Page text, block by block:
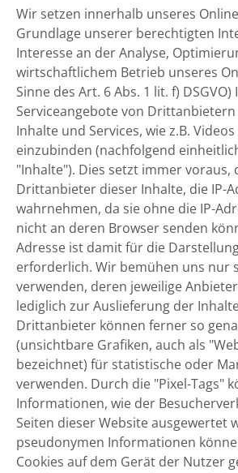
Wir setzen innerhalb unseres
Grundlage unserer berechtigten
Interesse an der Analyse,
wirtschaftlichem Betrieb unseres
Sinne des Art. 6 Abs. 1 lit. f)
Serviceangebote von
Inhalte und Services, wie z.B.
einzubinden (nachfolgend
"Inhalte"). Dies setzt immer voraus,
Drittanbieter dieser Inhalte, die IP-
wahrnehmen, da sie ohne die IP-
nicht an deren Browser senden
Adresse ist damit für die
erforderlich. Wir bemühen uns nur
verwenden, deren jeweilige
lediglich zur Auslieferung der
Drittanbieter können ferner so
(unsichtbare Grafiken, auch als
bezeichnet) für statistische oder
verwenden. Durch die "Pixel-Tags"
Informationen, wie der
Seiten dieser Website ausgewertet
pseudonymen Informationen
Cookies auf dem Gerät der Nutzer